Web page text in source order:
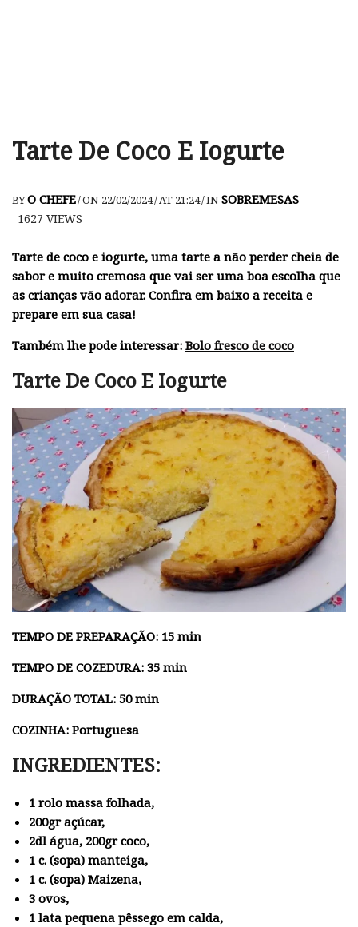
Tarte De Coco E Iogurte
BYO CHEFE/ON 22/02/2024/AT 21:24/INSOBREMESAS
1627 VIEWS
Tarte de coco e iogurte, uma tarte a não perder cheia de
sabor e muito cremosa que vai ser uma boa escolha que
as crianças vão adorar. Confira em baixo a receita e
prepare em sua casa!
Também lhe pode interessar: Bolo fresco de coco
Tarte De Coco E Iogurte
TEMPO DE PREPARAÇÃO: 15 min
TEMPO DE COZEDURA: 35 min
DURAÇÃO TOTAL: 50 min
COZINHA: Portuguesa
INGREDIENTES:
1 rolo massa folhada,
200gr açúcar,
2dl água, 200gr coco,
1 c. (sopa) manteiga,
1 c. (sopa) Maizena,
3 ovos,
1 lata pequena pêssego em calda,